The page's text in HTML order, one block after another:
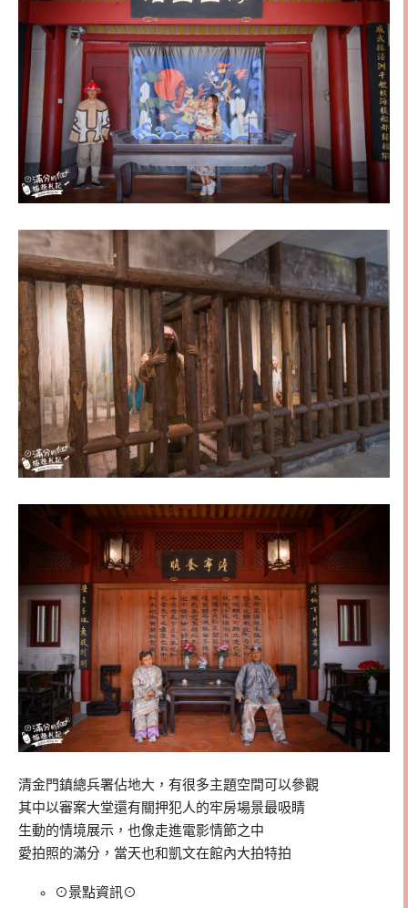
清金門鎮總兵署佔地大，有很多主題空間可以參觀
其中以審案大堂還有關押犯人的牢房場景最吸睛
生動的情境展示，也像走進電影情節之中
愛拍照的滿分，當天也和凱文在館內大拍特拍
⊙景點資訊⊙